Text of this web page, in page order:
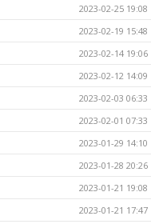
2023-02-25 19:08
2023-02-19 15:48
2023-02-14 19:06
2023-02-12 14:09
2023-02-03 06:33
2023-02-01 07:33
2023-01-29 14:10
2023-01-28 20:26
2023-01-21 19:08
2023-01-21 17:47